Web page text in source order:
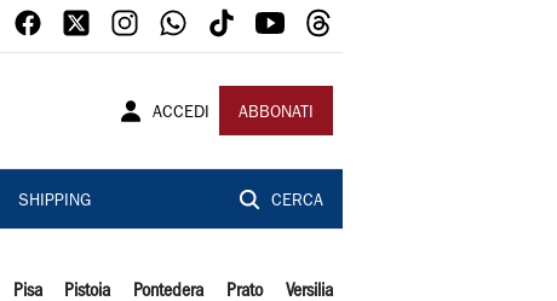
ACCEDI ABBONATI
SHIPPING CERCA
Pisa Pistoia Pontedera Prato Versilia